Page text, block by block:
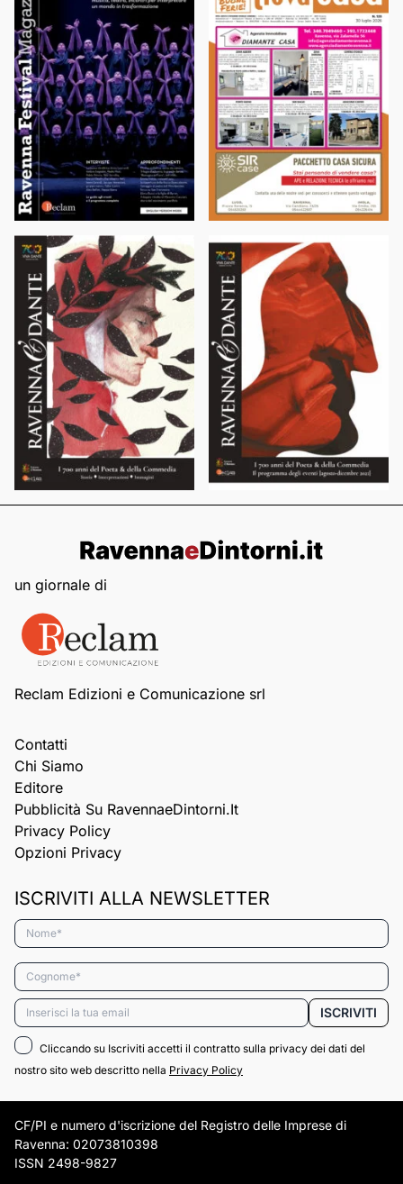
un giornale di
Reclam Edizioni e Comunicazione srl
Contatti
Chi Siamo
Editore
Pubblicità Su RavennaeDintorni.it
Privacy Policy
Opzioni Privacy
ISCRIVITI ALLA NEWSLETTER
Nome*
Cognome*
Email* ISCRIVITI
Cliccando su Iscriviti accetti il contratto sulla privacy dei dati del
nostro sito web descritto nella Privacy Policy
CF/PI e numero d'iscrizione del Registro delle Imprese di
Ravenna: 02073810398
ISSN 2498-9827